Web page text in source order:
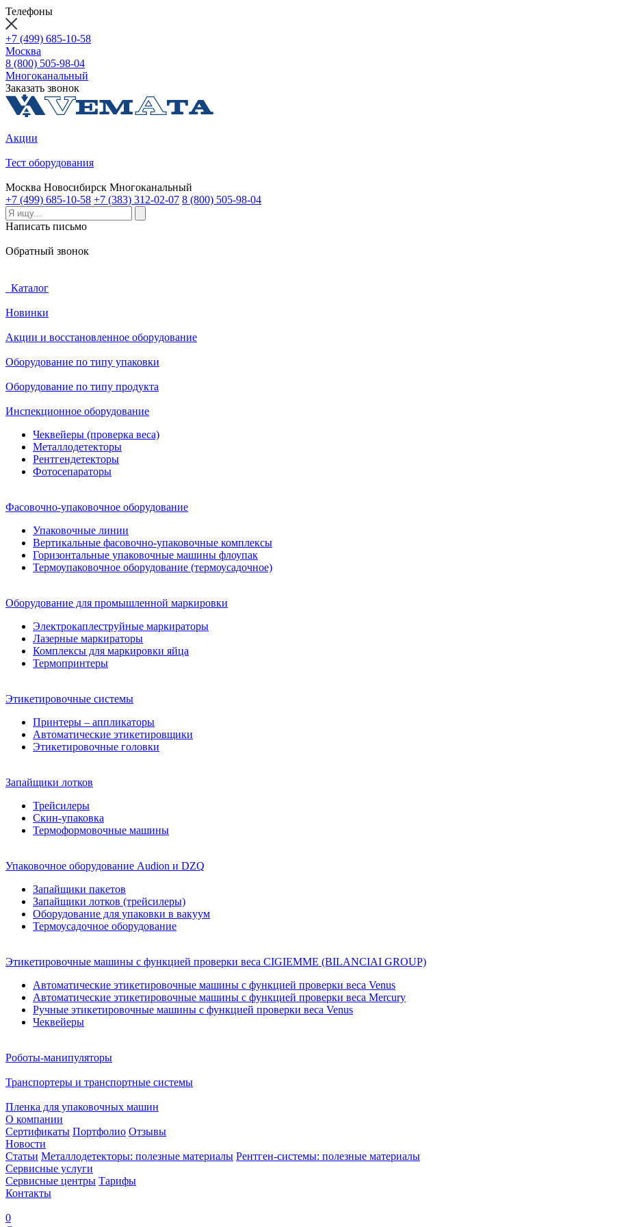
Телефоны
+7 (499) 685-10-58
Москва
8 (800) 505-98-04
Многоканальный
Заказать звонок
Акции
Тест оборудования
Москва Новосибирск Многоканальный
+7 (499) 685-10-58 +7 (383) 312-02-07 8 (800) 505-98-04
Написать письмо
Обратный звонок
Каталог
Новинки
Акции и восстановленное оборудование
Оборудование по типу упаковки
Оборудование по типу продукта
Инспекционное оборудование
Чеквейеры (проверка веса)
Металлодетекторы
Рентгендетекторы
Фотосепараторы
Фасовочно-упаковочное оборудование
Упаковочные линии
Вертикальные фасовочно-упаковочные комплексы
Горизонтальные упаковочные машины флоупак
Термоупаковочное оборудование (термоусадочное)
Оборудование для промышленной маркировки
Электрокаплеструйные маркираторы
Лазерные маркираторы
Комплексы для маркировки яйца
Термопринтеры
Этикетировочные системы
Принтеры – аппликаторы
Автоматические этикетировщики
Этикетировочные головки
Запайщики лотков
Трейсилеры
Скин-упаковка
Термоформовочные машины
Упаковочное оборудование Audion и DZQ
Запайщики пакетов
Запайщики лотков (трейсилеры)
Оборудование для упаковки в вакуум
Термоусадочное оборудование
Этикетировочные машины с функцией проверки веса CIGIEMME (BILANCIAI GROUP)
Автоматические этикетировочные машины с функцией проверки веса Venus
Автоматические этикетировочные машины с функцией проверки веса Mercury
Ручные этикетировочные машины с функцией проверки веса Venus
Чеквейеры
Роботы-манипуляторы
Транспортеры и транспортные системы
Пленка для упаковочных машин
О компании
Сертификаты Портфолио Отзывы
Новости
Статьи Металлодетекторы: полезные материалы Рентген-системы: полезные материалы
Сервисные услуги
Сервисные центры Тарифы
Контакты
0